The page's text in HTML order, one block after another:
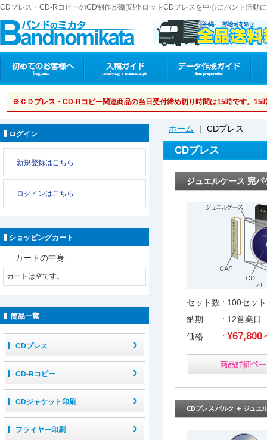
CDプレス・CD-RコピーのCD制作が激安!小ロットCDプレスを中心にバンド活動
※ＣＤプレス・CD-Rコピー関連商品の当日受付締め切り時間は15時です。15
ログイン
新規登録はこちら
ログインはこちら
ショッピングカート
カートの中身
カートは空です。
CDプレス
CD-Rコピー
CDジャケット印刷
フライヤー印刷
ホーム ｜ CDプレス
CDプレス
ジュエルケース 完パ
セット数 : 100セッ
納期 : 12営業日
価格 : ¥67,800
CDプレス バルク ＋ ジュエ